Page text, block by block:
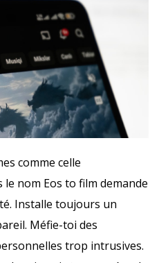
comme celle
nom Eos to film demande
Installe toujours un
Méfie-toi des
trop intrusives.